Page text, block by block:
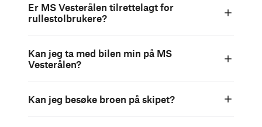
Er MS Vesterålen tilrettelagt for
rullestolbrukere?
Kan jeg ta med bilen min på MS
Vesterålen?
Kan jeg besøke broen på skipet?